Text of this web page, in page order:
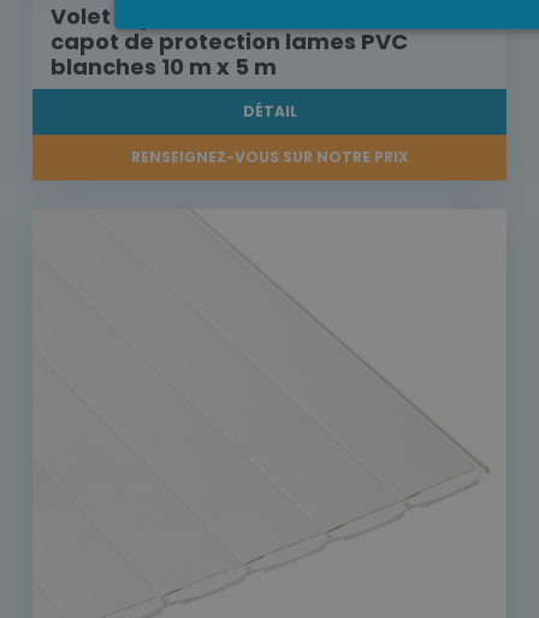
Volet Aquadeck moteur externe avec
capot de protection lames PVC
blanches 10 m x 5 m
DÉTAIL
RENSEIGNEZ-VOUS SUR NOTRE PRIX